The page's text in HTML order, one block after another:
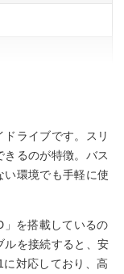
ライブです。スリ
きるのが特徴。バス
い環境でも手軽に使
」を搭載しているの
ルを接続すると、安
対応しており、高